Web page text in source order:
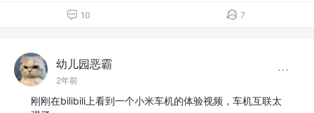
10 7
幼儿园恶霸
2年前
刚刚在bilibili上看到一个小米车机的体验视频，车机互联太